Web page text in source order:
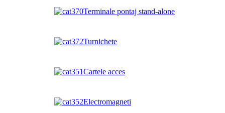
Terminale pontaj stand-alone
Turnichete
Cartele acces
Electromagneti